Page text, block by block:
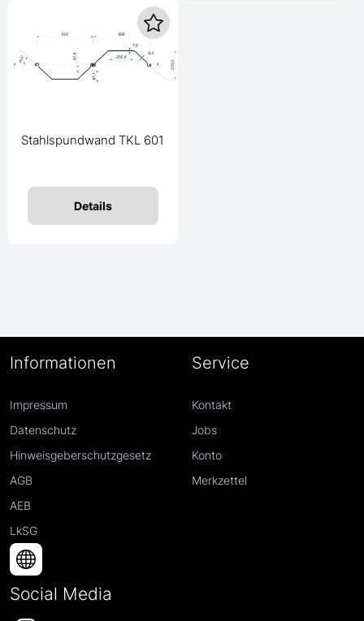
Stahlspundwand TKL 601
Details
Informationen
Impressum
Datenschutz
Hinweisgeberschutzgesetz
AGB
AEB
LkSG
Service
Kontakt
Jobs
Konto
Merkzettel
Social Media